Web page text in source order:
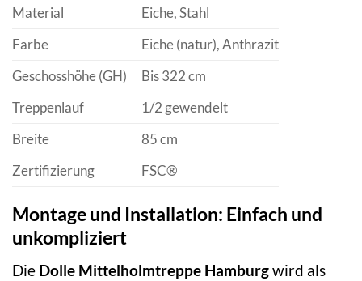
Material
Eiche, Stahl
Farbe
Eiche (natur), Anthrazit
Geschosshöhe (GH)
Bis 322 cm
Treppenlauf
1/2 gewendelt
Breite
85 cm
Zertifizierung
FSC®
Montage und Installation: Einfach und
unkompliziert
Die Dolle Mittelholmtreppe Hamburgwird als